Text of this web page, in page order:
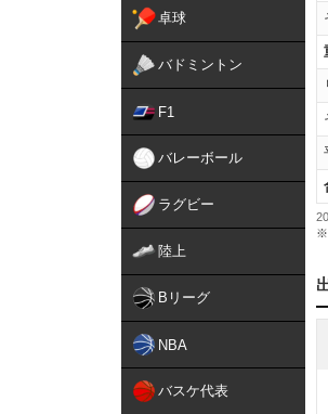
卓球
バドミントン
F1
バレーボール
ラグビー
陸上
Bリーグ
NBA
バスケ代表
※